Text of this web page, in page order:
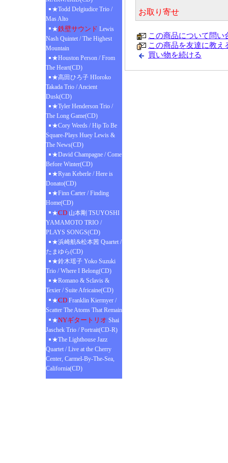
★Todd Delgiudice Trio /
Mas Alto
★鉄壁サウンド Lewis
Nash Quintet / The Highest
Mountain
★Houston Person / From
The Heart(CD)
★高田ひろ子 HIoroko
Takada Trio / Ancient
Dusk(CD)
★Tyler Henderson Trio /
The Long Game(CD)
★Cory Weeds / Hip To Be
Square-Plays Huey Lewis &
The News(CD)
★David Champagne / Come
Before Winter(CD)
★Ryan Keberle / Here is
Donato(CD)
★Finn Carter / Finding
Home(CD)
★CD 山本剛 TSUYOSHI
YAMAMOTO TRIO /
PLAYS SONGS(CD)
★浜崎航&松本茜 Quartet /
たまゆら(CD)
★鈴木瑶子 Yoko Suzuki
Trio / Where I Belong(CD)
★Romano & Sclavis &
Texier / Suite Africaine(CD)
★CD Franklin Kiermyer /
Scatter The Atoms That Remain
★NYギタートリオ Shai
Jaschek Trio / Portrait(CD-R)
★The Lighthouse Jazz
Quartet / Live at the Cherry
Center, Carmel-By-The-Sea,
California(CD)
お取り寄せ
この商品について問い
この商品を友達に教え
買い物を続ける